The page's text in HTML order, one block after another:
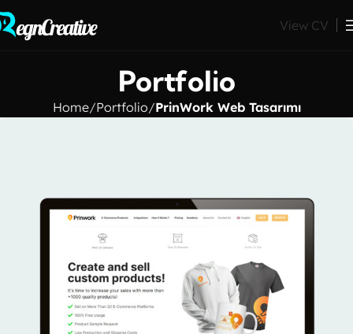
View CV
Portfolio
Home Portfolio PrinWork Web Tasarımı